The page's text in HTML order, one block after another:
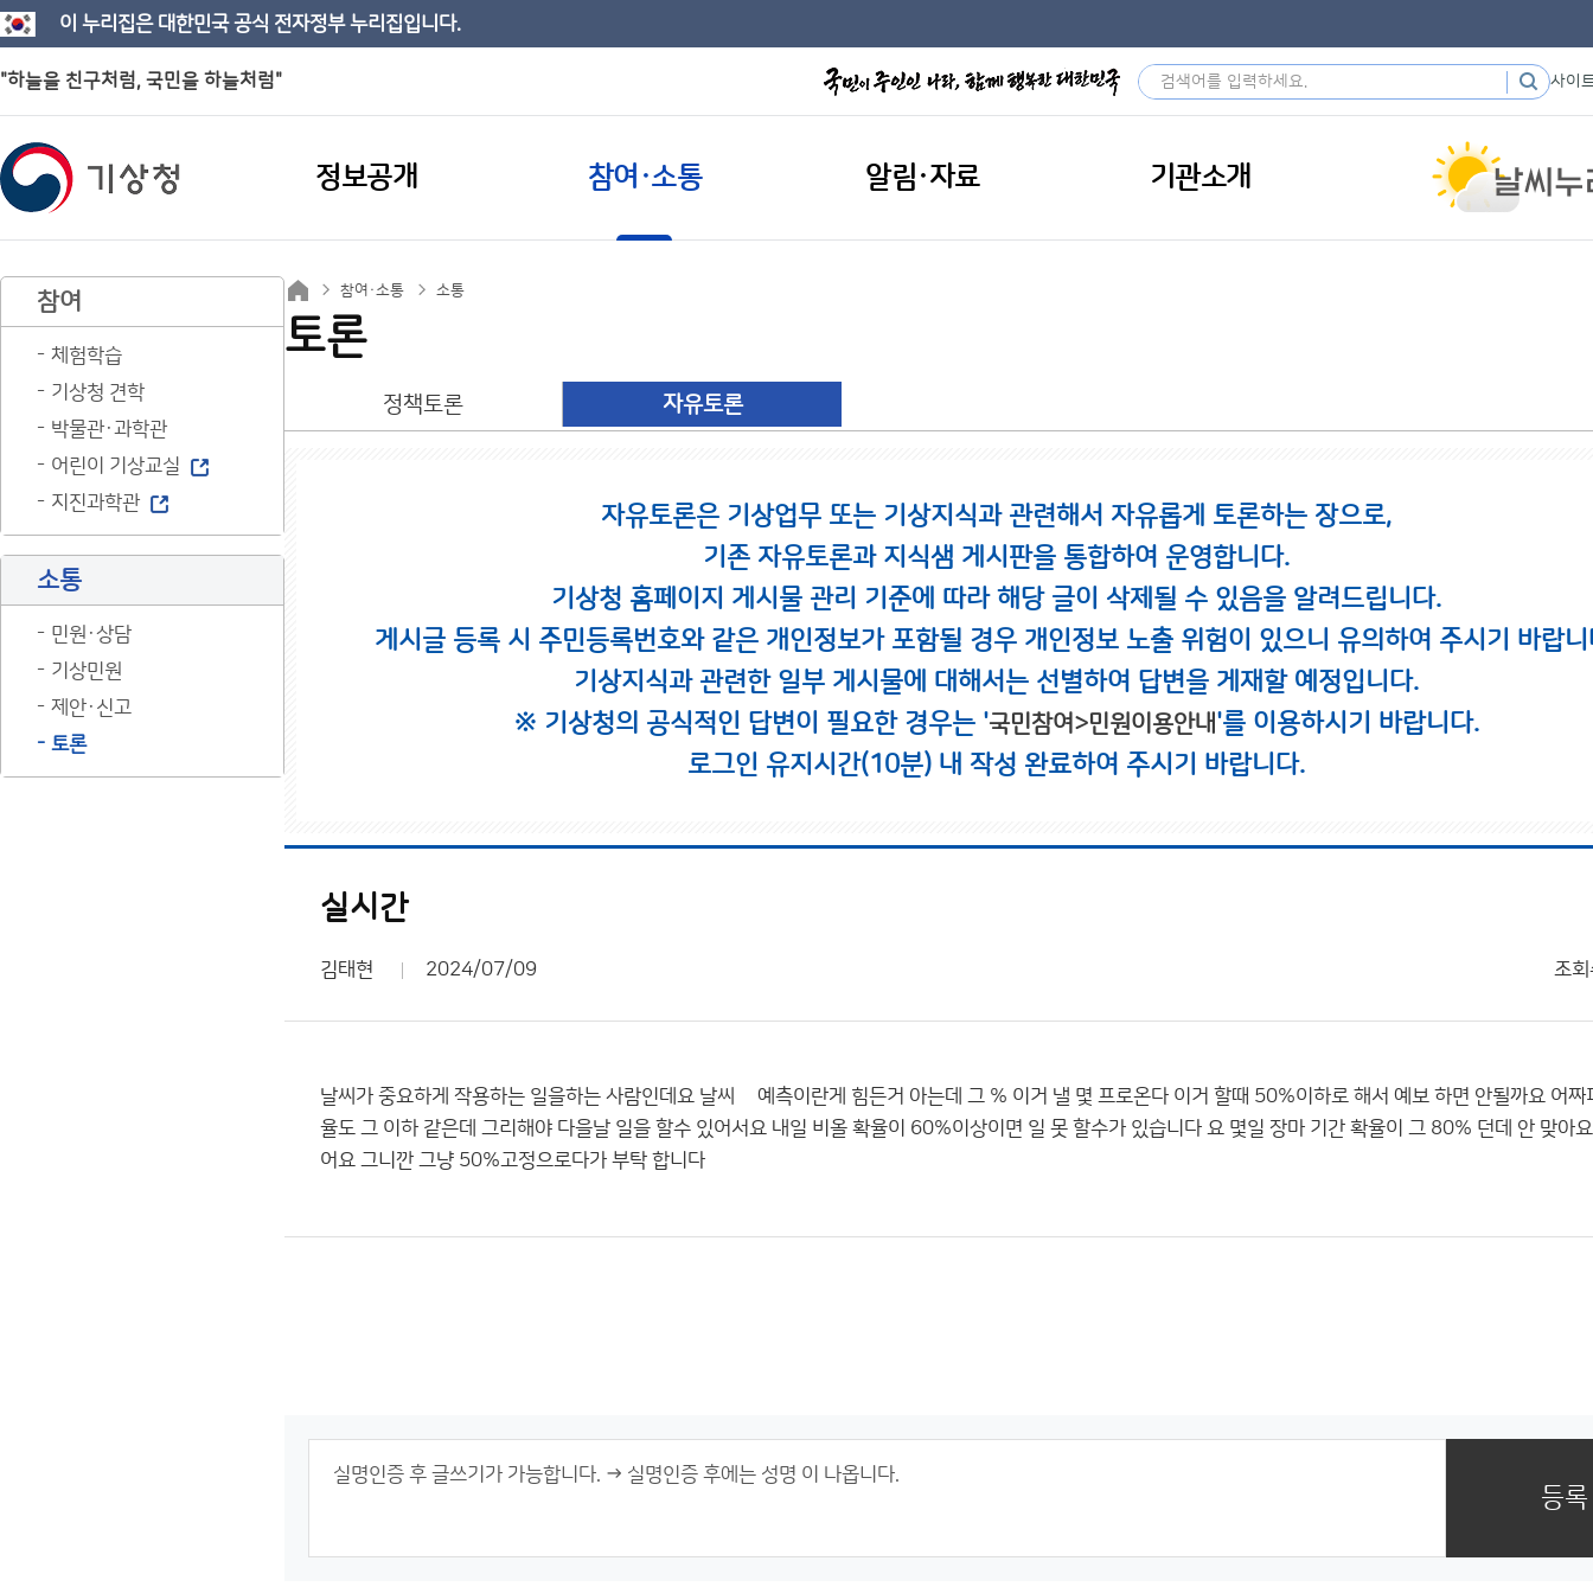
이 누리집은 대한민국 공식 전자정부 누리집입니다.
"하늘을 친구처럼, 국민을 하늘처럼" 사이
정보공개 참여·소통 알림·자료 기관소개
참여
체험학습
기상청 견학
박물관·과학관
어린이 기상교실
지진과학관
소통
민원·상담
기상민원
제안·신고
토론
참여·소통 소통
토론
정책토론 자유토론
자유토론은 기상업무 또는 기상지식과 관련해서 자유롭게 토론하는 장으로,
기존 자유토론과 지식샘 게시판을 통합하여 운영합니다.
기상청 홈페이지 게시물 관리 기준에 따라 해당 글이 삭제될 수 있음을 알려드립니다.
게시글 등록 시 주민등록번호와 같은 개인정보가 포함될 경우 개인정보 노출 위험이 있으니 유의하여 주시기 바랍니
기상지식과 관련한 일부 게시물에 대해서는 선별하여 답변을 게재할 예정입니다.
※ 기상청의 공식적인 답변이 필요한 경우는 '국민참여>민원이용안내'를 이용하시기 바랍니다.
로그인 유지시간(10분) 내 작성 완료하여 주시기 바랍니다.
실시간
김태현 2024/07/09 조회
날씨가 중요하게 작용하는 일을하는 사람인데요 날씨 옟예측이란게 힘든거 아는데 그 % 이거 낼 몇 프로온다 이거 할때 50%이하로 해서 예보 하면 안될까요 어짜
율도 그 이하 같은데 그리해야 다을날 일을 할수 있어서요 내일 비올 확율이 60%이상이면 일 못 할수가 있습니다 요 몇일 장마 기간 확율이 그 80% 던데 안 맞아
어요 그니깐 그냥 50%고정으로다가 부탁 합니다
등록